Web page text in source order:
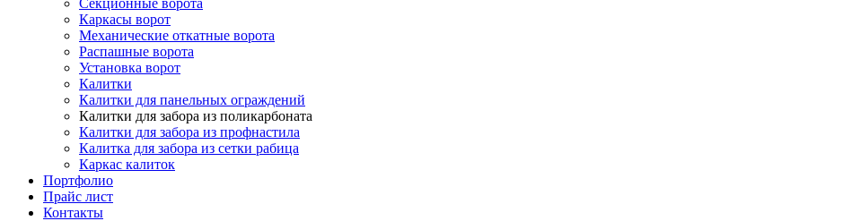
Секционные ворота
Каркасы ворот
Механические откатные ворота
Распашные ворота
Установка ворот
Калитки
Калитки для панельных ограждений
Калитки для забора из поликарбоната
Калитки для забора из профнастила
Калитка для забора из сетки рабица
Каркас калиток
Портфолио
Прайс лист
Контакты